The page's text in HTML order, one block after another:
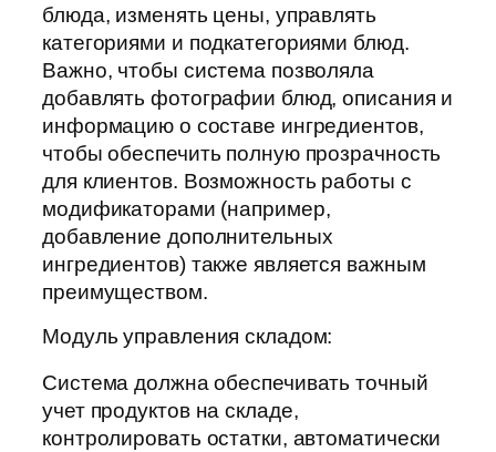
блюда, изменять цены, управлять
категориями и подкатегориями блюд.
Важно, чтобы система позволяла
добавлять фотографии блюд, описания и
информацию о составе ингредиентов,
чтобы обеспечить полную прозрачность
для клиентов. Возможность работы с
модификаторами (например,
добавление дополнительных
ингредиентов) также является важным
преимуществом.
Модуль управления складом:
Система должна обеспечивать точный
учет продуктов на складе,
контролировать остатки, автоматически